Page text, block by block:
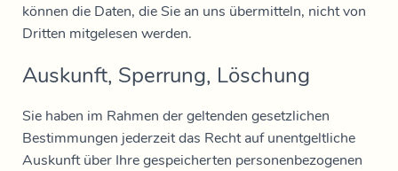
können die Daten, die Sie an uns übermitteln, nicht von
Dritten mitgelesen werden.
Auskunft, Sperrung, Löschung
Sie haben im Rahmen der geltenden gesetzlichen
Bestimmungen jederzeit das Recht auf unentgeltliche
Auskunft über Ihre gespeicherten personenbezogenen